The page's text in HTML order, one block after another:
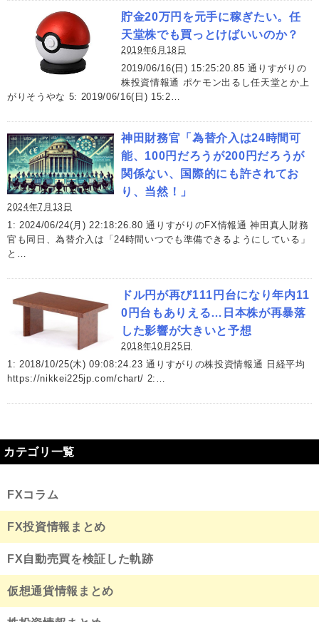
貯金20万円を元手に稼ぎたい。任
天堂株でも買っとけばいいのか？
2019年6月18日
2019/06/16(日) 15:25:20.85 通りすがりの
株投資情報通 ポケモン出るし任天堂とか上
がりそうやな 5: 2019/06/16(日) 15:2…
神田財務官「為替介入は24時間可
能、100円だろうが200円だろうが
関係ない、国際的にも許されてお
り、当然！」
2024年7月13日
1: 2024/06/24(月) 22:18:26.80 通りすがりのFX情報通 神田真人財務
官も同日、為替介入は「24時間いつでも準備できるようにしている」
と…
ドル円が再び111円台になり年内11
0円台もありえる…日本株が再暴落
した影響が大きいと予想
2018年10月25日
1: 2018/10/25(木) 09:08:24.23 通りすがりの株投資情報通 日経平均
https://nikkei225jp.com/chart/ 2:…
カテゴリ一覧
FXコラム
FX投資情報まとめ
FX自動売買を検証した軌跡
仮想通貨情報まとめ